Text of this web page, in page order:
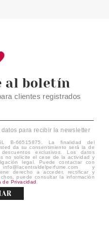
al boletín
clientes registrados
para recibir la newsletter
B-66515875. La finalidad del
da su consentimiento será la de
exclusivos. Los datos
no solicite el cese de la actividad y
legal. Puede contactar con
y
derecho a acceder, rectificar y
puede consultar la información
de Privacidad